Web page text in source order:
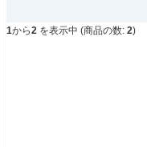
1から2 を表示中 (商品の数: 2)